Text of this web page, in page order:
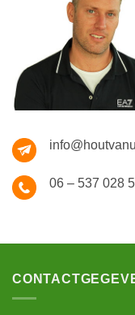
06 – 537 028